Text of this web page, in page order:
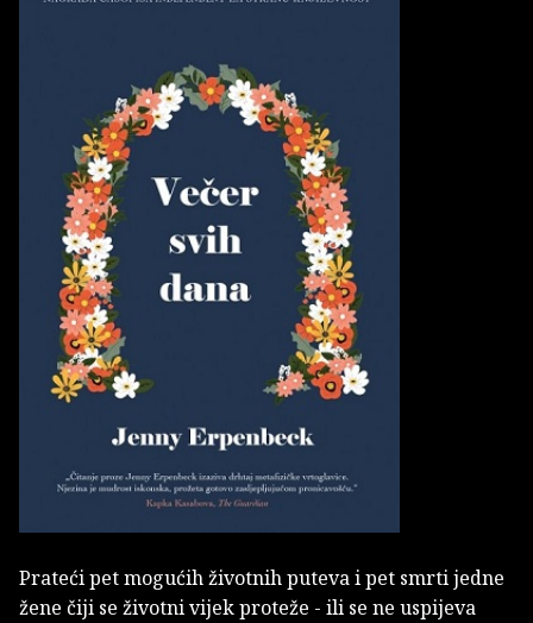
Prateći pet mogućih životnih puteva i pet smrti jedne
žene čiji se životni vijek proteže - ili se ne uspijeva